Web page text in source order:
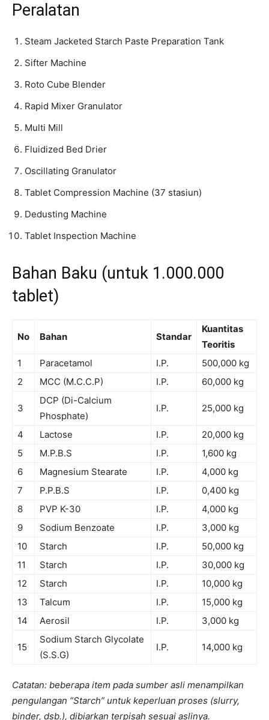
Peralatan
Steam Jacketed Starch Paste Preparation Tank
Sifter Machine
Roto Cube Blender
Rapid Mixer Granulator
Multi Mill
Fluidized Bed Drier
Oscillating Granulator
Tablet Compression Machine (37 stasiun)
Dedusting Machine
Tablet Inspection Machine
Bahan Baku (untuk 1.000.000
tablet)
No Bahan Standar
Kuantitas
Teoritis
1
Paracetamol I.P.
500,000 kg
2
MCC (M.C.C.P) I.P. 60,000 kg
3
DCP (Di-Calcium
Phosphate)
I.P. 25,000 kg
4 Lactose I.P.
20,000 kg
5
M.P.B.S I.P.
1,600 kg
6
Magnesium Stearate I.P.
4,000 kg
7
P.P.B.S I.P.
0,400 kg
8
PVP K-30 I.P.
4,000 kg
9
Sodium Benzoate I.P.
3,000 kg
10
Starch I.P.
50,000 kg
11
Starch I.P.
30,000 kg
12
Starch I.P.
10,000 kg
13
Talcum I.P.
15,000 kg
14
Aerosil I.P. 3,000 kg
15
Sodium Starch Glycolate
(S.S.G)
I.P. 14,000 kg
Catatan: beberapa item pada sumber asli menampilkan
pengulangan “Starch” untuk keperluan proses (slurry,
binder, dsb.), dibiarkan terpisah sesuai aslinya.